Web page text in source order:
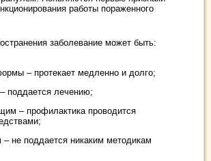
работы пораженного
заболевание может быть:
– протекает медленно и долго;
поддается лечению;
– профилактика проводится
не поддается никаким методикам